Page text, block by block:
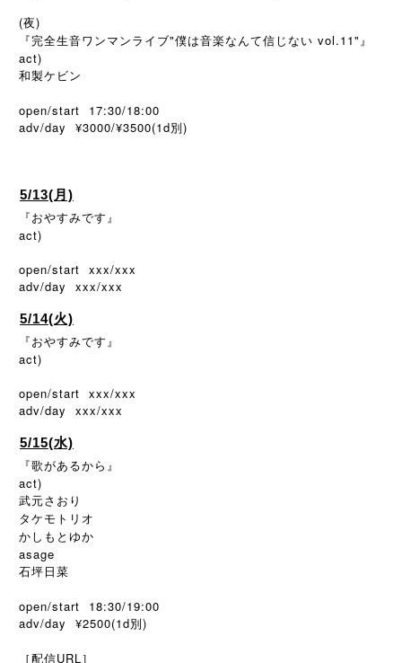
(夜)
『完全生音ワンマンライブ"僕は音楽なんて信じない vol.11"』
act)
和製ケビン
open/start 17:30/18:00
adv/day ¥3000/¥3500(1d別 )
5/13(月)
『おやすみです』
act)
open/start xxx/xxx
adv/day xxx/xxx
5/14(火)
『おやすみです』
act)
open/start xxx/xxx
adv/day xxx/xxx
5/15(水)
『歌があるから』
act)
武元さおり
タケモトリオ
かしもとゆか
asage
石坪日菜
open/start 18:30/19:00
adv/day ¥2500(1d別)
［配信URL］